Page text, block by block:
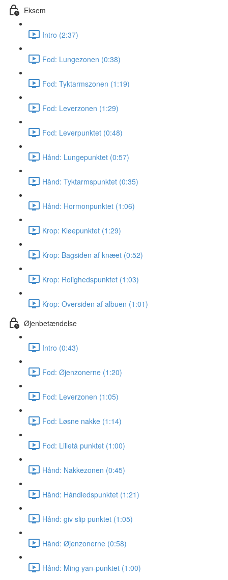
Eksem
Intro (2:37)
Fod: Lungezonen (0:38)
Fod: Tyktarmszonen (1:19)
Fod: Leverzonen (1:29)
Fod: Leverpunktet (0:48)
Hånd: Lungepunktet (0:57)
Hånd: Tyktarmspunktet (0:35)
Hånd: Hormonpunktet (1:06)
Krop: Kløepunktet (1:29)
Krop: Bagsiden af knæet (0:52)
Krop: Rolighedspunktet (1:03)
Krop: Oversiden af albuen (1:01)
Øjenbetændelse
Intro (0:43)
Fod: Øjenzonerne (1:20)
Fod: Leverzonen (1:05)
Fod: Løsne nakke (1:14)
Fod: Lilletå punktet (1:00)
Hånd: Nakkezonen (0:45)
Hånd: Håndledspunktet (1:21)
Hånd: giv slip punktet (1:05)
Hånd: Øjenzonerne (0:58)
Hånd: Ming yan-punktet (1:00)